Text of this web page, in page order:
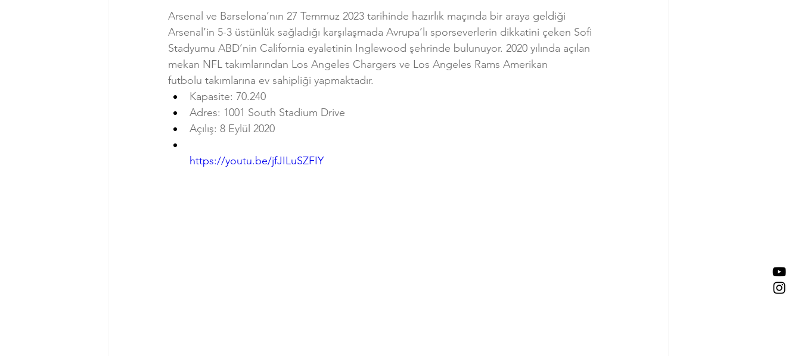
Arsenal ve Barselona’nın 27 Temmuz 2023 tarihinde hazırlık maçında bir araya geldiği
Arsenal’in 5-3 üstünlük sağladığı karşılaşmada Avrupa’lı sporseverlerin dikkatini çeken Sofi
Stadyumu ABD’nin California eyaletinin Inglewood şehrinde bulunuyor. 2020 yılında açılan
mekan NFL takımlarından Los Angeles Chargers ve Los Angeles Rams Amerikan
futbolu takımlarına ev sahipliği yapmaktadır.
Kapasite: 70.240
Adres: 1001 South Stadium Drive
Açılış: 8 Eylül 2020
https://youtu.be/jfJILuSZFIY